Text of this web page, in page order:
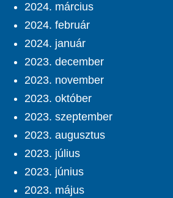
2024. március
2024. február
2024. január
2023. december
2023. november
2023. október
2023. szeptember
2023. augusztus
2023. július
2023. június
2023. május